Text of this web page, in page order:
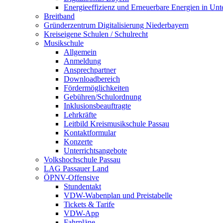
Energieeffizienz und Erneuerbare Energien in
Breitband
Gründerzentrum Digitalisierung Niederbayern
Kreiseigene Schulen / Schulrecht
Musikschule
Allgemein
Anmeldung
Ansprechpartner
Downloadbereich
Fördermöglichkeiten
Gebühren/Schulordnung
Inklusionsbeauftragte
Lehrkräfte
Leitbild Kreismusikschule Passau
Kontaktformular
Konzerte
Unterrichtsangebote
Volkshochschule Passau
LAG Passauer Land
ÖPNV-Offensive
Stundentakt
VDW-Wabenplan und Preistabelle
Tickets & Tarife
VDW-App